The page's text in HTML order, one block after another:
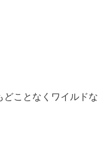
ことなくワイルドな